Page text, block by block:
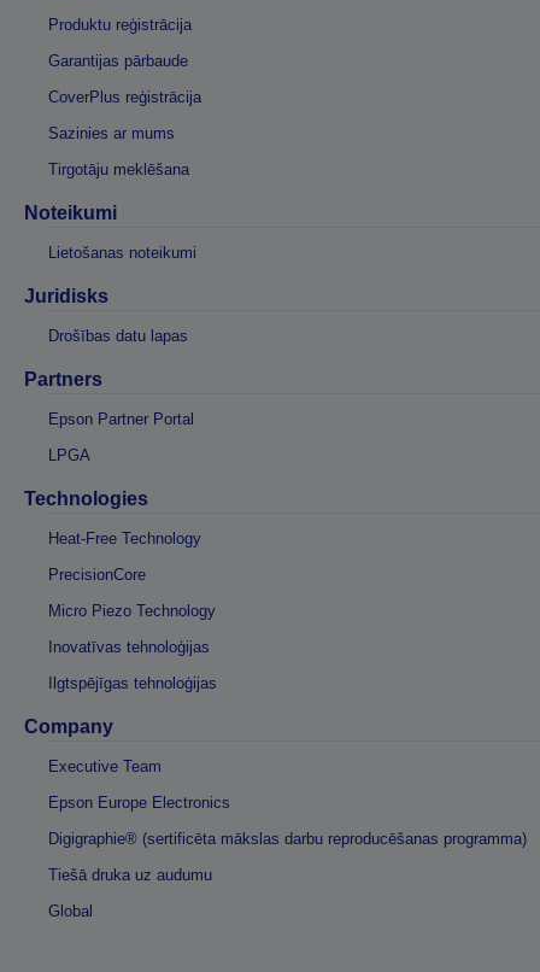
Produktu reģistrācija
Garantijas pārbaude
CoverPlus reģistrācija
Sazinies ar mums
Tirgotāju meklēšana
Noteikumi
Lietošanas noteikumi
Juridisks
Drošības datu lapas
Partners
Epson Partner Portal
LPGA
Technologies
Heat-Free Technology
PrecisionCore
Micro Piezo Technology
Inovatīvas tehnoloģijas
Ilgtspējīgas tehnoloģijas
Company
Executive Team
Epson Europe Electronics
Digigraphie® (sertificēta mākslas darbu reproducēšanas programma)
Tiešā druka uz audumu
Global